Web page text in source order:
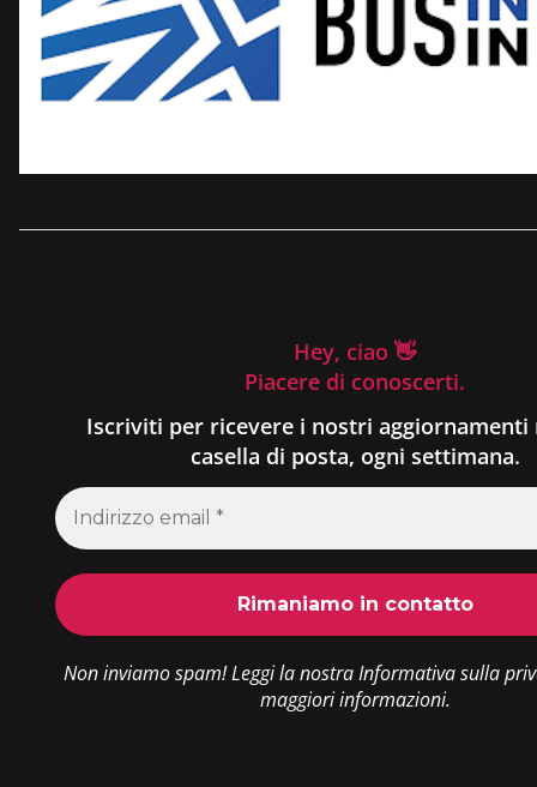
Hey, ciao 👋
Piacere di conoscerti.
Iscriviti per ricevere i nostri aggiornamenti
casella di posta, ogni settimana.
Non inviamo spam! Leggi la nostraInformativa sulla
maggiori informazioni.